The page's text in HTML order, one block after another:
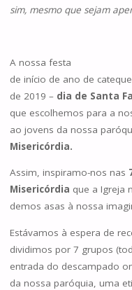
sim, mesmo que sejam
A nossa festa
de início de ano de
de 2019 – dia de Santa
que escolhemos para a
ao jovens da nossa
Misericórdia.
Assim, inspiramo-nos nas
Misericórdia que a Igreja
demos asas à nossa
Estávamos à espera de
dividimos por 7 grupos
entrada do descampado
da nossa paróquia, uma